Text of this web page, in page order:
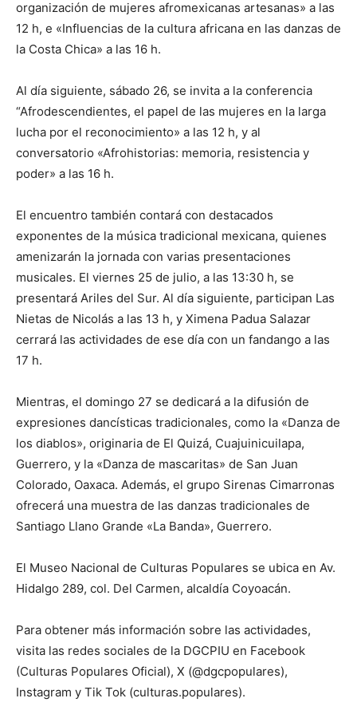
organización de mujeres afromexicanas artesanas» a las
12 h, e «Influencias de la cultura africana en las danzas de
la Costa Chica» a las 16 h.
Al día siguiente, sábado 26, se invita a la conferencia
“Afrodescendientes, el papel de las mujeres en la larga
lucha por el reconocimiento» a las 12 h, y al
conversatorio «Afrohistorias: memoria, resistencia y
poder» a las 16 h.
El encuentro también contará con destacados
exponentes de la música tradicional mexicana, quienes
amenizarán la jornada con varias presentaciones
musicales. El viernes 25 de julio, a las 13:30 h, se
presentará Ariles del Sur. Al día siguiente, participan Las
Nietas de Nicolás a las 13 h, y Ximena Padua Salazar
cerrará las actividades de ese día con un fandango a las
17 h.
Mientras, el domingo 27 se dedicará a la difusión de
expresiones dancísticas tradicionales, como la «Danza de
los diablos», originaria de El Quizá, Cuajuinicuilapa,
Guerrero, y la «Danza de mascaritas» de San Juan
Colorado, Oaxaca. Además, el grupo Sirenas Cimarronas
ofrecerá una muestra de las danzas tradicionales de
Santiago Llano Grande «La Banda», Guerrero.
El Museo Nacional de Culturas Populares se ubica en Av.
Hidalgo 289, col. Del Carmen, alcaldía Coyoacán.
Para obtener más información sobre las actividades,
visita las redes sociales de la DGCPIU en Facebook
(Culturas Populares Oficial), X (@dgcpopulares),
Instagram y Tik Tok (culturas.populares).